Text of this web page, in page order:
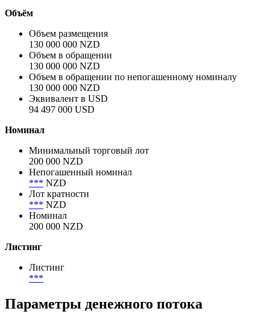
Объём
Объем размещения
130 000 000 NZD
Объем в обращении
130 000 000 NZD
Объем в обращении по непогашенному номиналу
130 000 000 NZD
Эквивалент в USD
94 497 000 USD
Номинал
Минимальный торговый лот
200 000 NZD
Непогашенный номинал
*** NZD
Лот кратности
*** NZD
Номинал
200 000 NZD
Листинг
Листинг
***
Параметры денежного потока